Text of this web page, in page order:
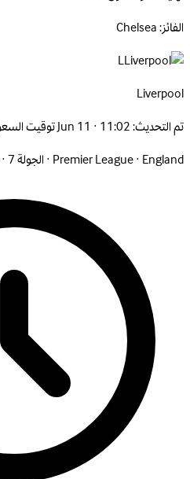
الفائز: Chelsea
L
Liverpool
تم التحديث:Jun 11 · 11:02 توقيت السعودية
Premier League· England
·الجولة 7 ·